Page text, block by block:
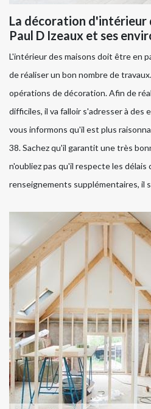
La décoration d'intérieur
Paul D Izeaux et ses
L'intérieur des maisons doit être en
de réaliser un bon nombre de
opérations de décoration. Afin de
difficiles, il va falloir s'adresser à des
vous informons qu'il est plus
38. Sachez qu'il garantit une très
n'oubliez pas qu'il respecte les délais
renseignements supplémentaires, il